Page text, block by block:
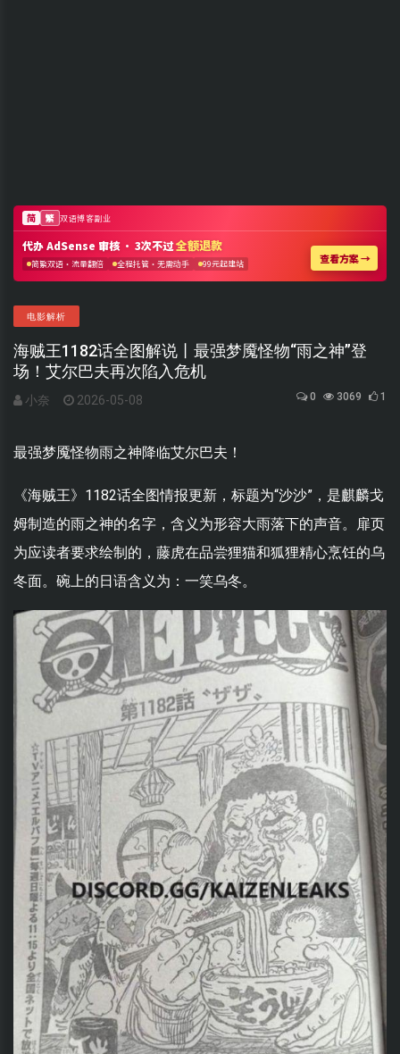
电影解析
海贼王1182话全图解说丨最强梦魇怪物“雨之神”登
场！艾尔巴夫再次陷入危机
小奈 2026-05-08 0 3069 1
最强梦魇怪物雨之神降临艾尔巴夫！
《海贼王》1182话全图情报更新，标题为“沙沙”，是麒麟戈
姆制造的雨之神的名字，含义为形容大雨落下的声音。扉页
为应读者要求绘制的，藤虎在品尝狸猫和狐狸精心烹饪的乌
冬面。碗上的日语含义为：一笑乌冬。